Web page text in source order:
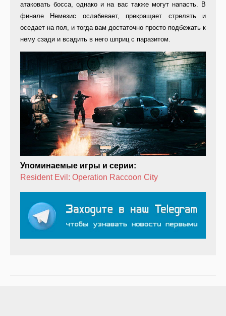
атаковать босса, однако и на вас также могут напасть. В
финале Немезис ослабевает, прекращает стрелять и
оседает на пол, и тогда вам достаточно просто подбежать к
нему сзади и всадить в него шприц с паразитом.
Упоминаемые игры и серии:
Resident Evil: Operation Raccoon City